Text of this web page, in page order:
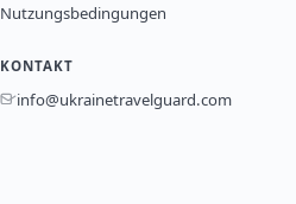
Nutzungsbedingungen
KONTAKT
info@ukrainetravelguard.com